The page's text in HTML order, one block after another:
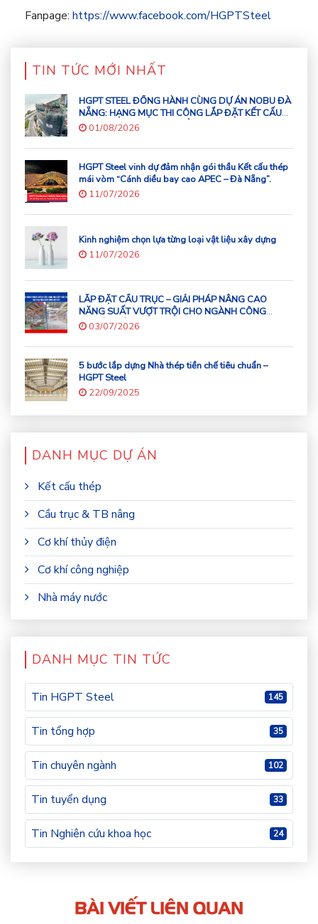
Fanpage: https://www.facebook.com/HGPTSteel
TIN TỨC MỚI NHẤT
HGPT STEEL ĐỒNG HÀNH CÙNG DỰ ÁN NOBU ĐÀ
NẴNG: HẠNG MỤC THI CÔNG LẮP ĐẶT KẾT CẤU
THÉP CHO TÒA NHÀ 43 TẦNG
01/08/2026
HGPT Steel vinh dự đảm nhận gói thầu Kết cấu thép
mái vòm “Cánh diều bay cao APEC – Đà Nẵng”.
11/07/2026
Kinh nghiệm chọn lựa từng loại vật liệu xây dựng
11/07/2026
LẮP ĐẶT CẦU TRỤC – GIẢI PHÁP NÂNG CAO
NĂNG SUẤT VƯỢT TRỘI CHO NGÀNH CÔNG
NGHIỆP HIỆN ĐẠI
03/07/2026
5 bước lắp dựng Nhà thép tiền chế tiêu chuẩn –
HGPT Steel
22/09/2025
DANH MỤC DỰ ÁN
Kết cấu thép
Cầu trục & TB nâng
Cơ khí thủy điện
Cơ khí công nghiệp
Nhà máy nước
DANH MỤC TIN TỨC
Tin HGPT Steel 145
Tin tổng hợp 35
Tin chuyên ngành 102
Tin tuyển dụng 33
Tin Nghiên cứu khoa học 24
BÀI VIẾT LIÊN QUAN